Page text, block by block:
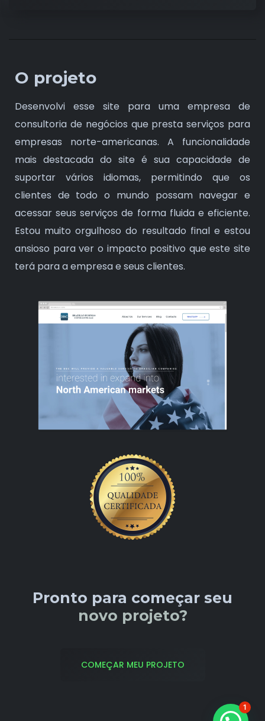
O projeto
Desenvolvi esse site para uma empresa de
consultoria de negócios que presta serviços para
empresas norte-americanas. A funcionalidade
mais destacada do site é sua capacidade de
suportar vários idiomas, permitindo que os
clientes de todo o mundo possam navegar e
acessar seus serviços de forma fluida e eficiente.
Estou muito orgulhoso do resultado final e estou
ansioso para ver o impacto positivo que este site
terá para a empresa e seus clientes.
Pronto para começar seu
novo projeto?
COMEÇAR MEU PROJETO
1